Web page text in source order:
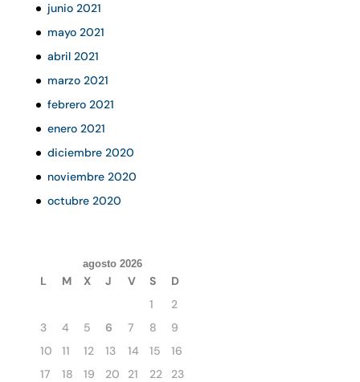
junio 2021
mayo 2021
abril 2021
marzo 2021
febrero 2021
enero 2021
diciembre 2020
noviembre 2020
octubre 2020
agosto 2026
L M X J V S
D
1
2
3
4 5 6 7 8
9
10
11 12 13 14 15
16
17
18 19 20 21 22
23